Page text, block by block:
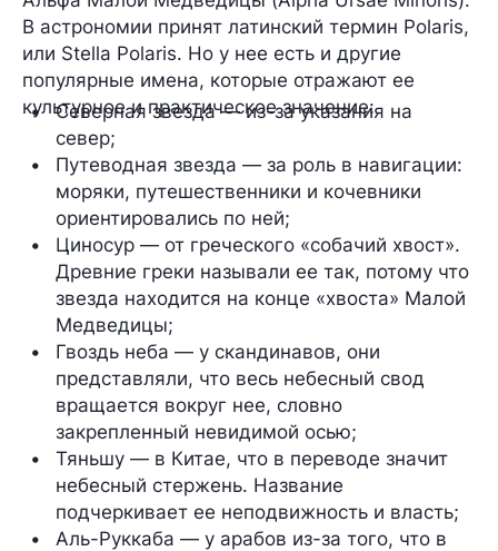
В астрономии принят латинский термин Polaris,
или Stella Polaris. Но у нее есть и другие
популярные имена, которые отражают ее
культурное и практическое значение:
Северная звезда — из-за указания на
север;
Путеводная звезда — за роль в навигации:
моряки, путешественники и кочевники
ориентировались по ней;
Циносур — от греческого «собачий хвост».
Древние греки называли ее так, потому что
звезда находится на конце «хвоста» Малой
Медведицы;
Гвоздь неба — у скандинавов, они
представляли, что весь небесный свод
вращается вокруг нее, словно
закрепленный невидимой осью;
Тяньшу — в Китае, что в переводе значит
небесный стержень. Название
подчеркивает ее неподвижность и власть;
Аль-Руккаба — у арабов из-за того, что в